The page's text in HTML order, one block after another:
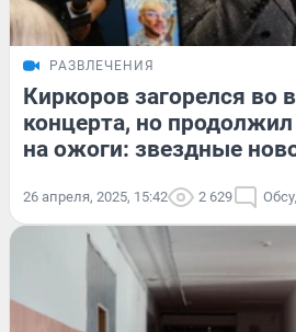
РАЗВЛЕЧЕНИЯ
Киркоров загорелся во
концерта, но
на ожоги: звездные
26 апреля, 2025, 15:42 2 629